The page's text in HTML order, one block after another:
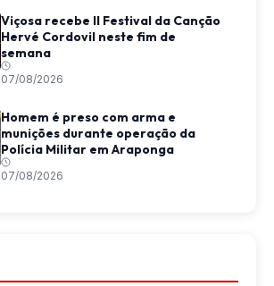
Viçosa recebe II Festival da Canção
Hervé Cordovil neste fim de
semana
07/08/2026
Homem é preso com arma e
munições durante operação da
Polícia Militar em Araponga
07/08/2026